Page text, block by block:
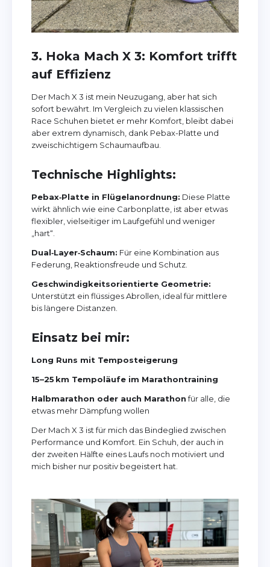
3. Hoka Mach X 3: Komfort trifft
auf Effizienz
Der Mach X 3 ist mein Neuzugang, aber hat sich
sofort bewährt. Im Vergleich zu vielen klassischen
Race Schuhen bietet er mehr Komfort, bleibt dabei
aber extrem dynamisch, dank Pebax-Platte und
zweischichtigem Schaumaufbau.
Technische Highlights:
Pebax‑Platte in Flügelanordnung: Diese Platte
wirkt ähnlich wie eine Carbonplatte, ist aber etwas
flexibler, vielseitiger im Laufgefühl und weniger
„hart“.
Dual‑Layer‑Schaum: Für eine Kombination aus
Federung, Reaktionsfreude und Schutz.
Geschwindigkeitsorientierte Geometrie:
Unterstützt ein flüssiges Abrollen, ideal für mittlere
bis längere Distanzen.
Einsatz bei mir:
Long Runs mit Temposteigerung
15–25 km Tempoläufe im Marathontraining
Halbmarathon oder auch Marathonfür alle, die
etwas mehr Dämpfung wollen
Der Mach X 3 ist für mich das Bindeglied zwischen
Performance und Komfort. Ein Schuh, der auch in
der zweiten Hälfte eines Laufs noch motiviert und
mich bisher nur positiv begeistert hat.